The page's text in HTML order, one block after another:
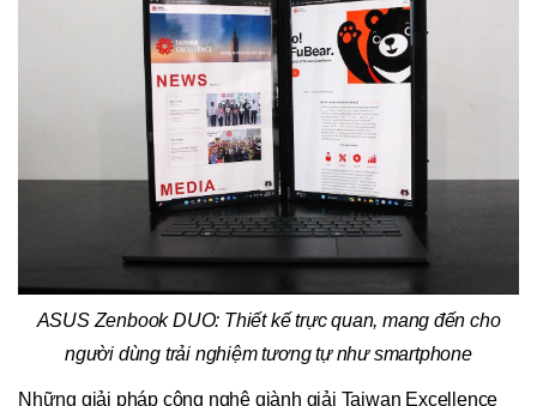
ASUS Zenbook DUO: Thiết kế trực quan, mang đến cho
người dùng trải nghiệm tương tự như smartphone
Những giải pháp công nghệ giành giải Taiwan Excellence